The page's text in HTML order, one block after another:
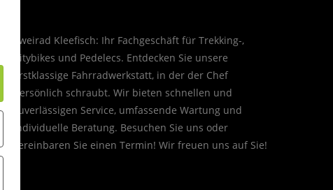
Zweirad Kleefisch: Ihr Fachgeschäft für Trekking-,
Citybikes und Pedelecs. Entdecken Sie unsere
erstklassige Fahrradwerkstatt, in der der Chef
persönlich schraubt. Wir bieten schnellen und
zuverlässigen Service, umfassende Wartung und
individuelle Beratung. Besuchen Sie uns oder
vereinbaren Sie einen Termin! Wir freuen uns auf Sie!